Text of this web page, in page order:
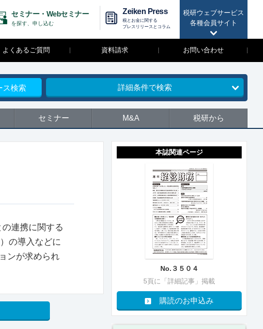
税研ウェブサービス
各種会員サイト
セミナー・Webセミナー
を探す、申し込む
Zeiken Press
税とお金に関する
プレスリリースとコラム
よくあるご質問 資料請求 お問い合わせ
ス検索 詳細条件で検索
セミナー M&A 税研から
連携に関する
の導入などに
ンが求められ
本誌関連ページ
No.３５０４
5頁に「詳細記事」掲載
購読のお申込み